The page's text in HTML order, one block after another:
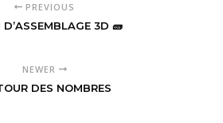
PREVIOUS
D’ASSEMBLAGE 3D 🧱
NEWER
DES NOMBRES